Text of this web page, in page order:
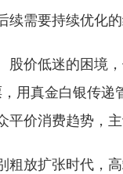
续需要持续优化的
股价低迷的困境
用真金白银传
平价消费趋势，
粗放扩张时代，